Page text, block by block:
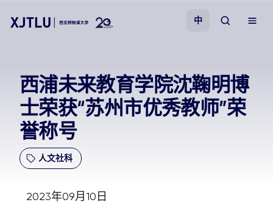
招生
科研
中
西浦未来教育学院沈鞠明博
士荣获“苏州市优秀教师”荣
誉称号
人文社科
2023年09月10日